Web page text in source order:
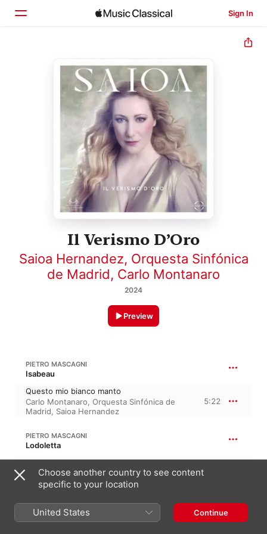
Sign In
Search
Il Verismo D’Oro
Saioa Hernandez, Orquesta Sinfónica
de Madrid, Carlo Montanaro
2024
Preview
PIETRO MASCAGNI
Isabeau
Questo mio bianco manto
Carlo Montanaro, Orquesta Sinfónica de
Madrid, Saioa Hernandez
5:22
PIETRO MASCAGNI
Lodoletta
Ah! Il suo nome... Flammen, perdonami!
Carlo Montanaro,Orquesta Sinfónica de
Madrid,Saioa Hernandez
FRANCESCO CILEA
L'arlesiana
Choose another country to see content
specific to your location
United States Continue